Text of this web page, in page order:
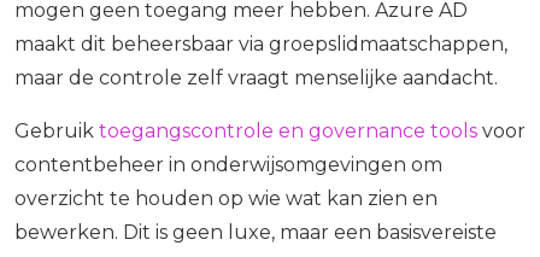
mogen geen toegang meer hebben. Azure AD
maakt dit beheersbaar via groepslidmaatschappen,
maar de controle zelf vraagt menselijke aandacht.
Gebruik toegangscontrole en governance tools voor
contentbeheer in onderwijsomgevingen om
overzicht te houden op wie wat kan zien en
bewerken. Dit is geen luxe, maar een basisvereiste